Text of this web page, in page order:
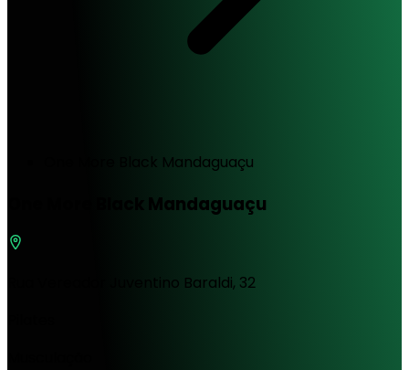
One More Black Mandaguaçu
One More Black Mandaguaçu
Rua Vereador Juventino Baraldi, 32